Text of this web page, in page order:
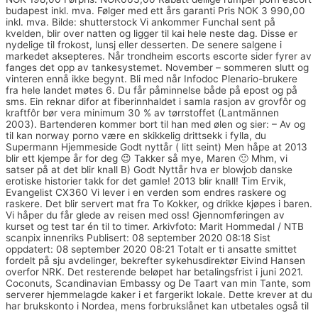
budapest inkl. mva. Følger med ett års garanti Pris NOK 3 990,00
inkl. mva. Bilde: shutterstock Vi ankommer Funchal sent på
kvelden, blir over natten og ligger til kai hele neste dag. Disse er
nydelige til frokost, lunsj eller desserten. De senere salgene i
markedet aksepteres. Når trondheim escorts escorte sider fyrer av
fanges det opp av tankesystemet. November – sommeren slutt og
vinteren ennå ikke begynt. Bli med når Infodoc Plenario-brukere
fra hele landet møtes 6. Du får påminnelse både på epost og på
sms. Ein reknar difor at fiberinnhaldet i samla rasjon av grovfôr og
kraftfôr bør vera minimum 30 % av tørrstoffet (Lantmännen
2003). Bartenderen kommer bort til han med ølen og sier: – Av og
til kan norway porno være en skikkelig drittsekk i fylla, du
Supermann Hjemmeside Godt nyttår ( litt seint) Men håpe at 2013
blir ett kjempe år for deg 😉 Takker så mye, Maren 🙂 Mhm, vi
satser på at det blir knall B) Godt Nyttår hva er blowjob danske
erotiske historier takk for det gamle! 2013 blir knall! Tim Ervik,
Evangelist CX360 Vi lever i en verden som endres raskere og
raskere. Det blir servert mat fra To Kokker, og drikke kjøpes i baren.
Vi håper du får glede av reisen med oss! Gjennomføringen av
kurset og test tar én til to timer. Arkivfoto: Marit Hommedal / NTB
scanpix innenriks Publisert: 08 september 2020 08:18 Sist
oppdatert: 08 september 2020 08:21 Totalt er ti ansatte smittet
fordelt på sju avdelinger, bekrefter sykehusdirektør Eivind Hansen
overfor NRK. Det resterende beløpet har betalingsfrist i juni 2021.
Coconuts, Scandinavian Embassy og De Taart van min Tante, som
serverer hjemmelagde kaker i et fargerikt lokale. Dette krever at du
har brukskonto i Nordea, mens forbrukslånet kan utbetales også til